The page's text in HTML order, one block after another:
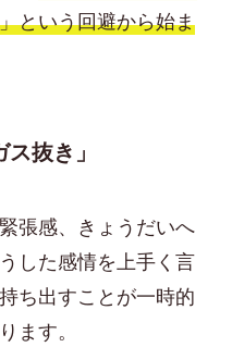
という回避から始ま
抜き」
張感、きょうだいへ
した感情を上手く言
ち出すことが一時的
ます。